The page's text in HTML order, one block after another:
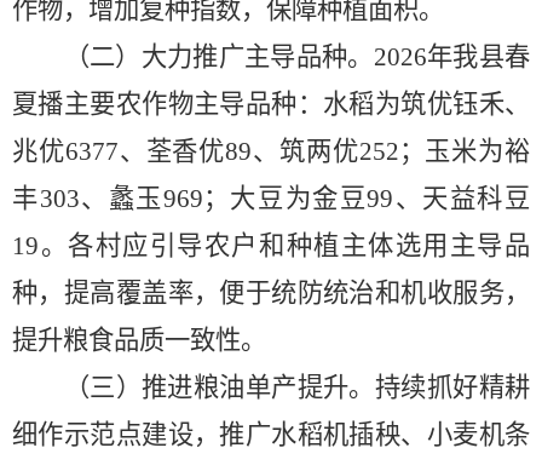
作物，增加复种指数，保障种植面积。
（二） 大力推广主导品种。 2026年我县春
夏播主要农作物主导品种：水稻为筑优钰禾、
兆优6377、荃香优89、筑两优252；玉米为裕
丰303、蠡玉969；大豆为金豆99、天益科豆
19。各村应引导农户和种植主体选用主导品
种，提高覆盖率，便于统防统治和机收服务，
提升粮食品质一致性。
（三 ）推进粮油单产提升。 持续抓好精耕
细作示范点建设，推广水稻机插秧、小麦机条